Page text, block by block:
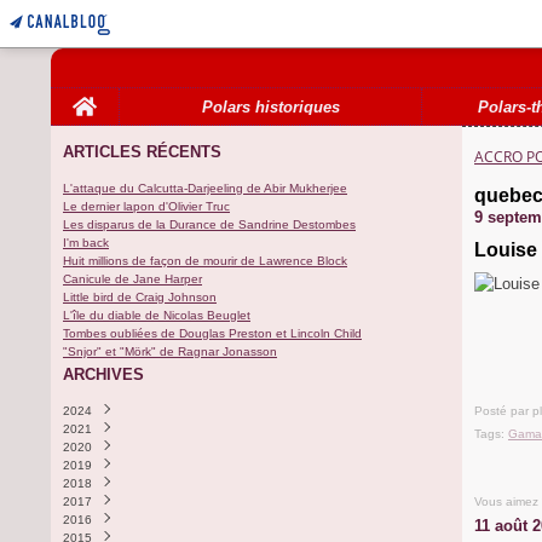
Home
Polars historiques Polars-
ARTICLES RÉCENTS
L'attaque du Calcutta-Darjeeling de Abir Mukherjee
Le dernier lapon d'Olivier Truc
Les disparus de la Durance de Sandrine Destombes
I'm back
Huit millions de façon de mourir de Lawrence Block
Canicule de Jane Harper
Little bird de Craig Johnson
L'île du diable de Nicolas Beuglet
Tombes oubliées de Douglas Preston et Lincoln Child
"Snjor" et "Mörk" de Ragnar Jonasson
ARCHIVES
2024
Novembre
Octobre
2021
Septembre
Août
2020
Décembre
2019
Août
2018
Décembre
Août
2017
Décembre
Juillet
2016
Octobre
2015
ACCRO
quebec
9
Posté par
Tags:
Vous aimez
11 août